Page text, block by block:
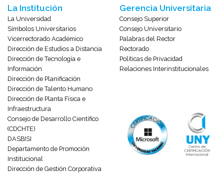
La Institución
La Universidad
Símbolos Universitarios
Vicerrectorado Académico
Dirección de Estudios a Distancia
Dirección de Tecnología e
Información
Dirección de Planificación
Dirección de Talento Humano
Dirección de Planta Física e
Infraestructura
Consejo de Desarrollo Científico
(CDCHTE)
DASBISI
Departamento de Promoción
Institucional
Dirección de Gestión Corporativa
Gerencia Universitaria
Consejo Superior
Consejo Universitario
Palabras del Rector
Rectorado
Políticas de Privacidad
Relaciones Interinstitucionales